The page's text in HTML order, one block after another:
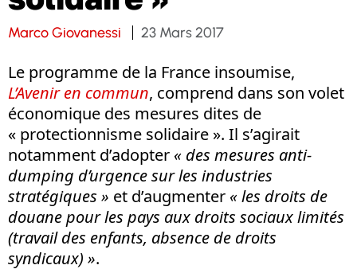
Marco Giovanessi 23 Mars 2017
Le programme de la France insoumise,
L’Avenir en commun, comprend dans son volet
économique des mesures dites de
« protectionnisme solidaire ». Il s’agirait
notamment d’adopter « des mesures anti-
dumping d’urgence sur les industries
stratégiques » et d’augmenter « les droits de
douane pour les pays aux droits sociaux limités
(travail des enfants, absence de droits
syndicaux) ».